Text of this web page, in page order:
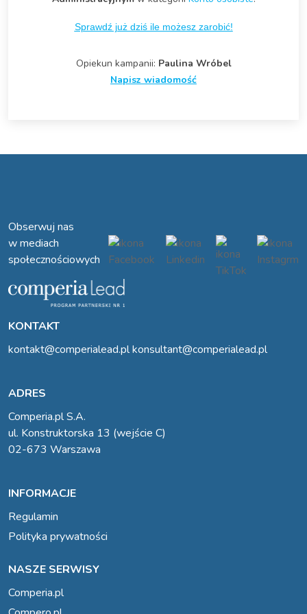
Sprawdź już dziś ile możesz zarobić!
Opiekun kampanii: Paulina Wróbel
Napisz wiadomość
Obserwuj nas
w mediach
społecznościowych
INFORMACJE
Regulamin
Polityka prywatności
NASZE SERWISY
Comperia.pl
ADRES
Comperia.pl S.A.
ul. Konstruktorska 13 (wejście C)
02-673 Warszawa
KONTAKT
kontakt@comperialead.plkonsultant@comperialead.pl